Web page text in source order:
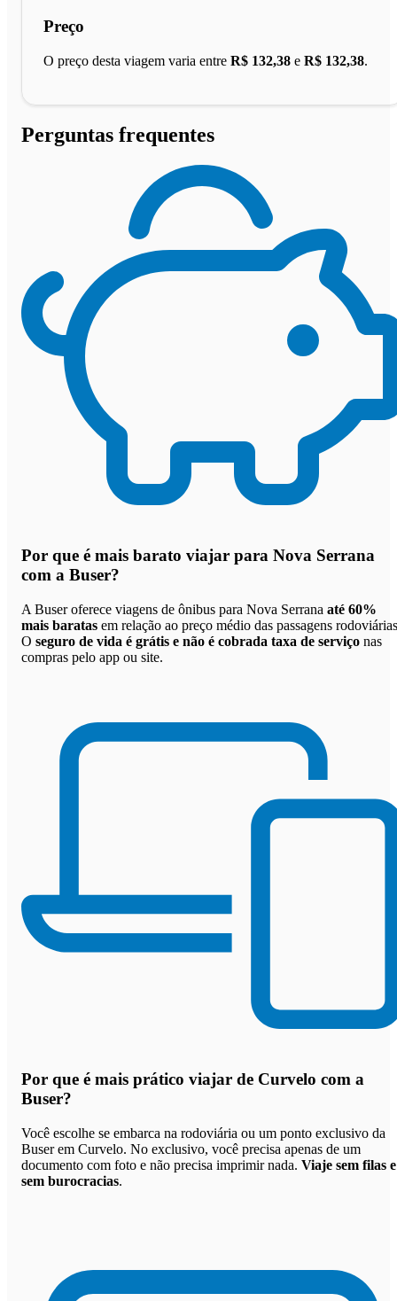
Preço
O preço desta viagem varia entre R$ 132,38 e R$ 132,38.
Perguntas frequentes
Por que é mais barato viajar para Nova Serrana
com a Buser?
A Buser oferece viagens de ônibus para Nova Serrana até 60%
mais baratas em relação ao preço médio das passagens
O seguro de vida é grátis e não é cobrada taxa de serviço nas
compras pelo app ou site.
Por que é mais prático viajar de Curvelo com a
Buser?
Você escolhe se embarca na rodoviária ou um ponto exclusivo da
Buser em Curvelo. No exclusivo, você precisa apenas de um
documento com foto e não precisa imprimir nada. Viaje sem filas e
sem burocracias.